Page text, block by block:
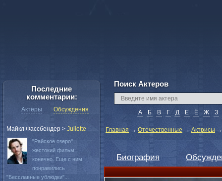
Поиск Актеров
А Б В Г Д Е Ё Ж З
Главная → Отечественные → Актрисы
Биография
Последние
комментарии:
Актёры Обсуждения
Майкл Фассбендер > Juliette
"Райское озеро"
жестокий фильм
конечно. Еще с ним
понравились
"Бесславные ублюдки"...